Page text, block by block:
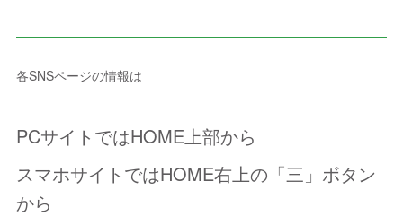
各SNSページの情報は
PCサイトではHOME上部から
スマホサイトではHOME右上の「三」ボタン
から